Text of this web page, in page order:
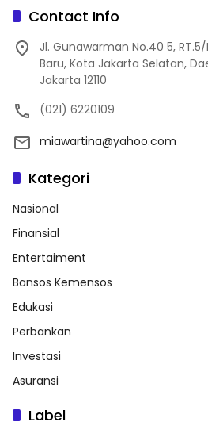
Contact Info
Jl. Gunawarman No.40 5, RT.5/
Baru, Kota Jakarta Selatan,
Jakarta 12110
(021) 6220109
miawartina@yahoo.com
Kategori
Nasional
Finansial
Entertaiment
Bansos Kemensos
Edukasi
Perbankan
Investasi
Asuransi
Label